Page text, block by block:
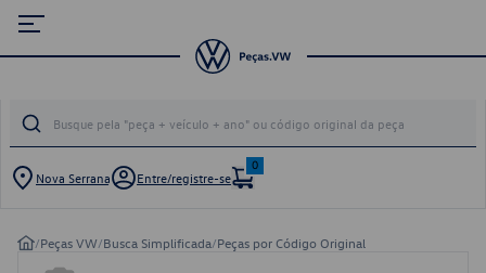
Nova Serrana Entre/registre-se
0
/Peças VW/Busca Simplificada/Peças por Código Original